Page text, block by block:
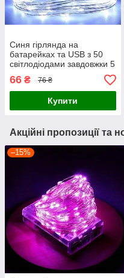
Синя гірлянда на
батарейках та USB з 50
світлодіодами завдовжки 5
метрів
66 ₴ 76 ₴
Купити
Акційні пропозиції та
–15%